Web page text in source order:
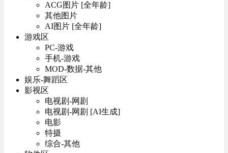
ACG图片 [全年龄]
其他图片
AI图片 [全年龄]
游戏区
PC-游戏
手机-游戏
MOD-数据-其他
娱乐-舞蹈区
影视区
电视剧-网剧
电视剧-网剧 [AI生成]
电影
特摄
综合-其他